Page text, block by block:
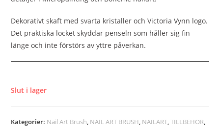
Dekorativt skaft med svarta kristaller och Victoria Vynn logo.
Det praktiska locket skyddar penseln som håller sig fin
länge och inte förstörs av yttre påverkan.
Slut i lager
Kategorier: Nail Art Brush, NAIL ART BRUSH, NAILART,TILLBEHÖR,